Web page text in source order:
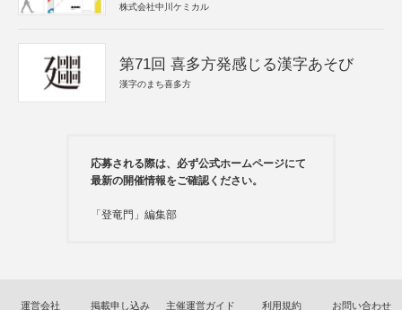
株式会社中川ケミカル
第71回 喜多方発感じる漢字あそび
漢字のまち喜多方
応募される際は、必ず公式ホームページにて
最新の開催情報をご確認ください。
「登竜門」編集部
運営会社 掲載申し込み 主催運営ガイド 利用規約 お問い合わせ